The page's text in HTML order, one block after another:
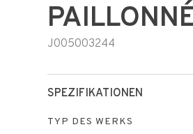
J005003244
SPEZIFIKATIONEN
TYP DES WERKS